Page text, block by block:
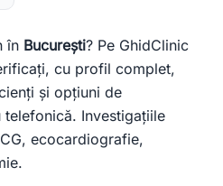
în București? Pe GhidClinic
cu profil complet,
și opțiuni de
Investigațiile
ecocardiografie,
burta, ce medic îmi recomandați?